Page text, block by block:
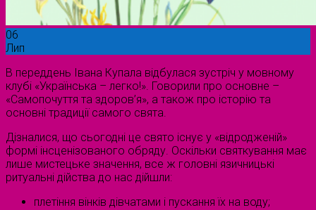
06
Лип
В переддень Івана Купала відбулася зустріч у мовному
клубі «Українська – легко!». Говорили про основне –
«Самопочуття та здоров’я», а також про історію та
основні традиції самого свята.
Дізналися, що сьогодні це свято існує у «відродженій»
формі інсценізованого обряду. Оскільки святкування має
лише мистецьке значення, все ж головні язичницькі
ритуальні дійства до нас дійшли:
плетіння вінків дівчатами і пускання їх на воду;